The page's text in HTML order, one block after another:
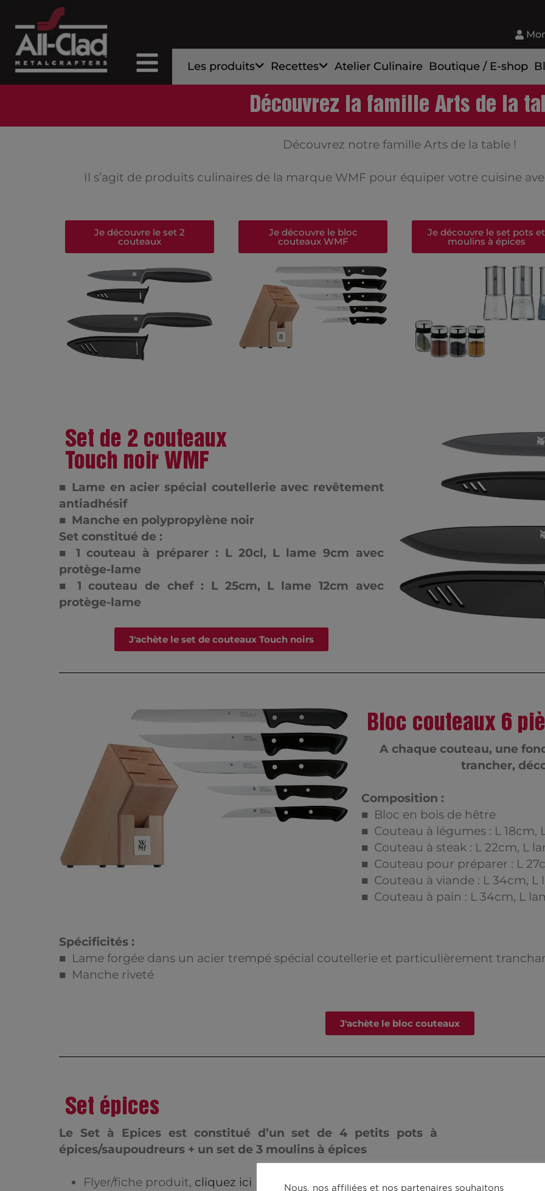
Les produits Recettes Atelier Culinaire Boutique / E-shop
Découvrez la famille Arts de la
Découvrez notre famille Arts de la table !
Il s’agit de produits culinaires de la marque WMF pour équiper votre cuisine
Je découvre le set 2
couteaux
Je découvre le bloc
couteaux WMF
Je découvre le set pots et
moulins à épices
Set de 2 couteaux
Touch noir WMF
■ Lame en acier spécial coutellerie avec revêtement
antiadhésif
■ Manche en polypropylène noir
Set constitué de :
■ 1 couteau à préparer : L 20cl, L lame 9cm avec
protège-lame
■ 1 couteau de chef : L 25cm, L lame 12cm avec
protège-lame
J'achète le set de couteaux Touch noirs
Bloc couteaux 6
A chaque couteau, une
trancher,
Composition :
■ Bloc en bois de hêtre
■ Couteau à légumes : L 18cm,
■ Couteau à steak : L 22cm, L
■ Couteau pour préparer : L
■ Couteau à viande : L 34cm, L
■ Couteau à pain : L 34cm, L
Spécificités :
■ Lame forgée dans un acier trempé spécial coutellerie et particulièrement
■ Manche riveté
J'achète le bloc couteaux
Set épices
Le Set à Epices est constitué d’un set de 4 petits pots à
épices/saupoudreurs + un set de 3 moulins à épices
Flyer/fiche produit, cliquez ici
Nous, nos affiliées et nos partenaires souhaitons